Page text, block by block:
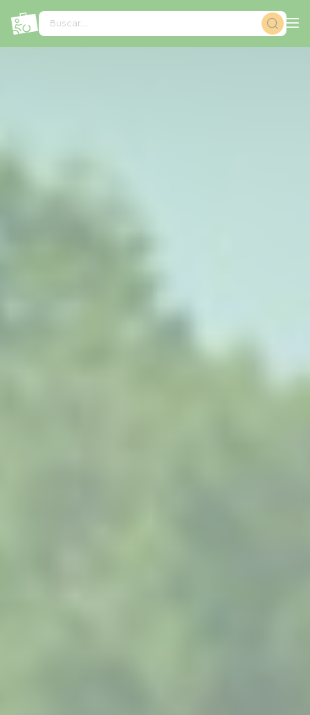
Buscar...
Panel de gestión de cookies